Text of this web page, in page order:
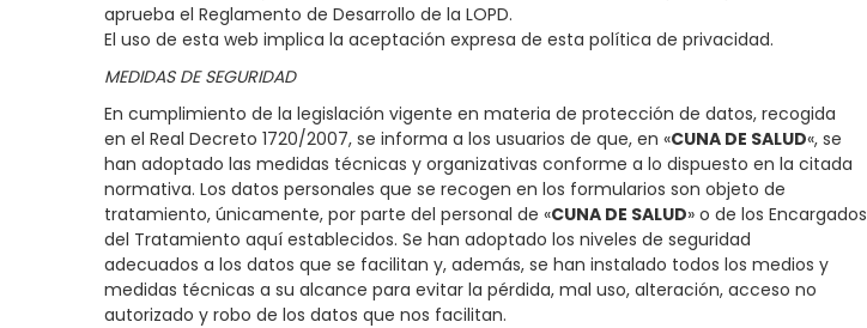
aprueba el Reglamento de Desarrollo de la LOPD.
El uso de esta web implica la aceptación expresa de esta política de privacidad.
MEDIDAS DE SEGURIDAD
En cumplimiento de la legislación vigente en materia de protección de datos, recogida
en el Real Decreto 1720/2007, se informa a los usuarios de que, en «CUNA DE SALUD«, se
han adoptado las medidas técnicas y organizativas conforme a lo dispuesto en la citada
normativa. Los datos personales que se recogen en los formularios son objeto de
tratamiento, únicamente, por parte del personal de «CUNA DE SALUD» o de los Encargados
del Tratamiento aquí establecidos. Se han adoptado los niveles de seguridad
adecuados a los datos que se facilitan y, además, se han instalado todos los medios y
medidas técnicas a su alcance para evitar la pérdida, mal uso, alteración, acceso no
autorizado y robo de los datos que nos facilitan.